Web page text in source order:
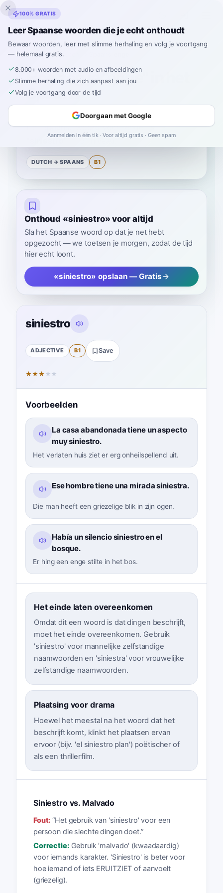
Inklingo
Home›Spaans›Dutch
Hoe zeg je "enge" in het
Spaans
Het Spaanse woord voor“enge”is
DUTCH → SPAANS B1
Onthoud «siniestro» voor altijd
Sla het Spaanse woord op dat je net hebt
opgezocht — we toetsen je morgen, zodat de tijd
hier echt loont.
«siniestro» opslaan — Gratis
siniestro
ADJECTIVE B1 Save
★★★ ★ ★
Voorbeelden
La casa abandonada tiene un aspecto
muy siniestro.
Het verlaten huis ziet er erg onheilspellend uit.
Ese hombre tiene una mirada siniestra.
Die man heeft een griezelige blik in zijn ogen.
Había un silencio siniestro en el
bosque.
Er hing een enge stilte in het bos.
Het einde laten overeenkomen
Omdat dit een woord is dat dingen beschrijft,
moet het einde overeenkomen. Gebruik
'siniestro' voor mannelijke zelfstandige
naamwoorden en 'siniestra' voor vrouwelijke
zelfstandige naamwoorden.
Plaatsing voor drama
Hoewel het meestal na het woord dat het
beschrijft komt, klinkt het plaatsen ervan
ervoor (bijv. 'el siniestro plan') poëtischer of
als een thrillerfilm.
Siniestro vs. Malvado
Fout: “Het gebruik van 'siniestro' voor een
persoon die slechte dingen doet.”
Correctie: Gebruik 'malvado' (kwaadaardig)
voor iemands karakter. 'Siniestro' is beter voor
hoe iemand of iets ERUITZIET of aanvoelt
(griezelig).
100% GRATIS
Leer Spaanse woorden die je echt onthoudt
Bewaar woorden, leer met slimme herhaling en volg je voortgang
— helemaal gratis.
8.000+ woorden met audio en afbeeldingen
Slimme herhaling die zich aanpast aan jou
Volg je voortgang door de tijd
Doorgaan met Google
Aanmelden in één tik · Voor altijd gratis · Geen spam